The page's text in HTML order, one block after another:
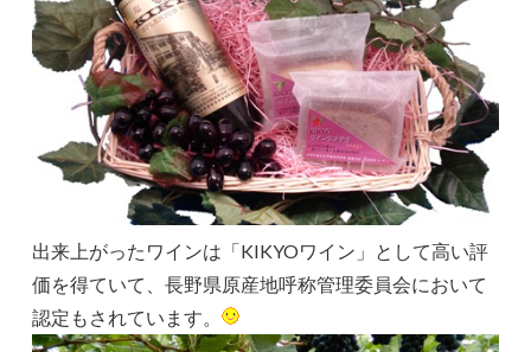
出来上がったワインは「KIKYOワイン」として高い評
価を得ていて、長野県原産地呼称管理委員会において
認定もされています。